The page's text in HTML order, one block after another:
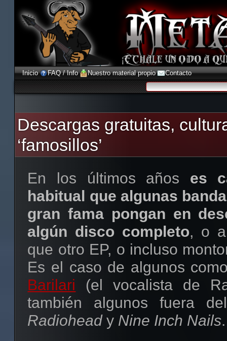
Inicio FAQ / Info Nuestro material propio Contacto
Descargas gratuitas,
‘famosillos’
En los últimos años es
habitual que algunas
gran fama pongan en
algún disco completo, o
que otro EP, o incluso
Es el caso de algunos
Barilari (el vocalista de
también algunos fuera
Radioheady Nine Inch Nails.